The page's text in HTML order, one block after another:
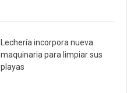
Lechería incorpora nueva
maquinaria para limpiar sus
playas